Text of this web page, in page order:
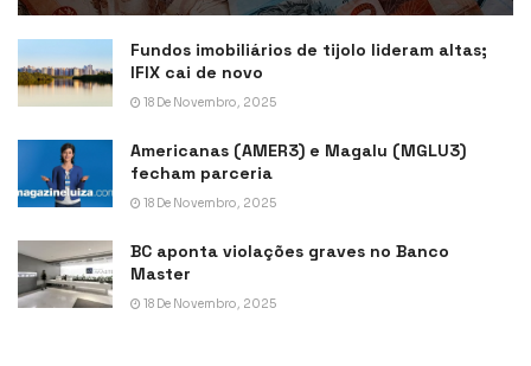
Fundos imobiliários de tijolo lideram altas;
IFIX cai de novo
18 De Novembro, 2025
Americanas (AMER3) e Magalu (MGLU3)
fecham parceria
18 De Novembro, 2025
BC aponta violações graves no Banco
Master
18 De Novembro, 2025